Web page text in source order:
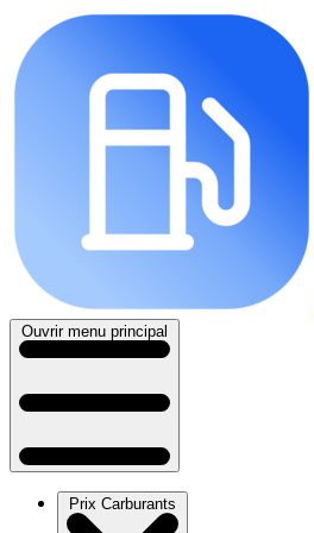
Ouvrir menu principal
Prix Carburants